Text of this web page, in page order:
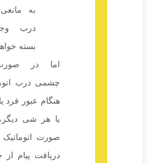
به مانعی که بین
درب وجود دارد
اما در صورت وجود
چشمی درب اتوماتیک، در
هنگام عبور فرد یا خودرو و
یا هر شی دیگر، درب به
صورت اتوماتیک و پس از
دریافت پیام از چشمی ها